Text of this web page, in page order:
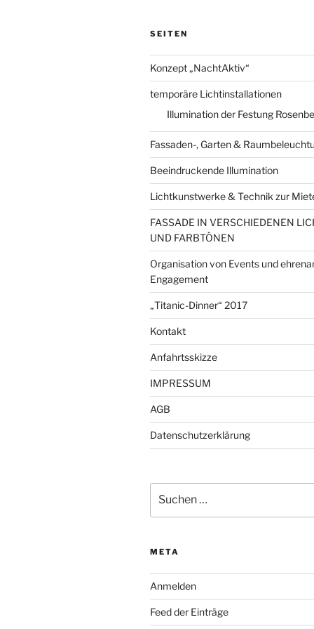
SEITEN
Konzept „NachtAktiv“
temporäre Lichtinstallationen
Illumination der Festung
Fassaden-, Garten &
Beeindruckende Illumination
Lichtkunstwerke & Technik zur
FASSADE IN VERSCHIEDENEN
UND FARBTÖNEN
Organisation von Events und
Engagement
„Titanic-Dinner“ 2017
Kontakt
Anfahrtsskizze
IMPRESSUM
AGB
Datenschutzerklärung
nach:
META
Anmelden
Feed der Einträge